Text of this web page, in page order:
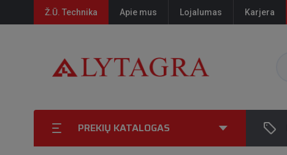
Ž.Ū. Technika Apie mus Lojalumas Karjera
PREKIŲ KATALOGAS